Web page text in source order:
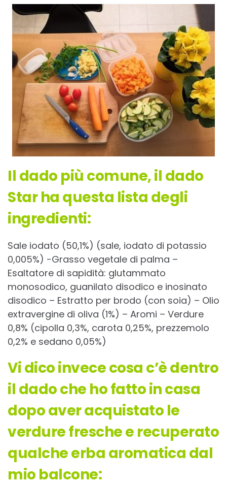
Il dado più comune, il dado
Star ha questa lista degli
ingredienti:
Sale iodato (50,1%) (sale, iodato di potassio
0,005%) -Grasso vegetale di palma –
Esaltatore di sapidità: glutammato
monosodico, guanilato disodico e inosinato
disodico – Estratto per brodo (con soia) – Olio
extravergine di oliva (1%) – Aromi – Verdure
0,8% (cipolla 0,3%, carota 0,25%, prezzemolo
0,2% e sedano 0,05%)
Vi dico invece cosa c’è dentro
il dado che ho fatto in casa
dopo aver acquistato le
verdure fresche e recuperato
qualche erba aromatica dal
mio balcone: